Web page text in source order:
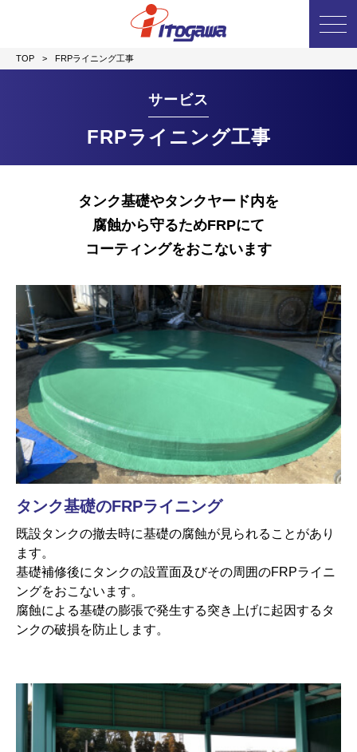
TOP > FRPライニング工事
サービス
FRPライニング工事
タンク基礎やタンクヤード内を
腐蝕から守るためFRPにて
コーティングをおこないます
タンク基礎のFRPライニング
既設タンクの撤去時に基礎の腐蝕が見られることがあり
ます。
基礎補修後にタンクの設置面及びその周囲のFRPライニ
ングをおこないます。
腐蝕による基礎の膨張で発生する突き上げに起因するタ
ンクの破損を防止します。